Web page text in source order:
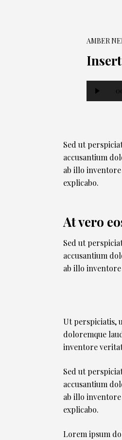
AMBER
Audio
Player
Sed ut
accusantium
ab illo
explicabo.
At vero
Sed ut
accusantium
ab illo
Ut perspiciatis,
doloremque
inventore
Sed ut
accusantium
ab illo
explicabo.
Lorem ipsum